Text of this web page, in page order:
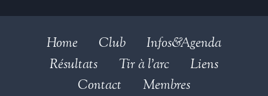
Home Club
Infos&Agenda
Résultats
Tir à l’arc
Liens
Contact
Membres